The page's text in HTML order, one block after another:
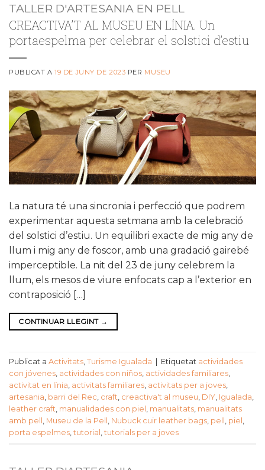
TALLER D'ARTESANIA EN PELL
CREACTIVA’T AL MUSEU EN LÍNIA. Un
portaespelma per celebrar el solstici d’estiu
PUBLICAT A19 DE JUNY DE 2023 PER MUSEU
La natura té una sincronia i perfecció que podrem
experimentar aquesta setmana amb la celebració
del solstici d’estiu. Un equilibri exacte de mig any de
llum i mig any de foscor, amb una gradació gairebé
imperceptible. La nit del 23 de juny celebrem la
llum, els mesos de viure enfocats cap a l’exterior en
contraposició […]
CONTINUAR LLEGINT →
Publicat a Activitats Turisme Igualada Etiquetat actividades
con jóvenes actividades con niños actividades familiares
activitat en línia activitats familiares activitats per a joves
artesania barri del Rec craft creactiva't al museu DIY Igualada
leather craft manualidades con piel manualitats manualitats
amb pell
Museu de la Pell Nubuck cuir leather bags pell piel
porta espelmes tutorial tutorials per a joves